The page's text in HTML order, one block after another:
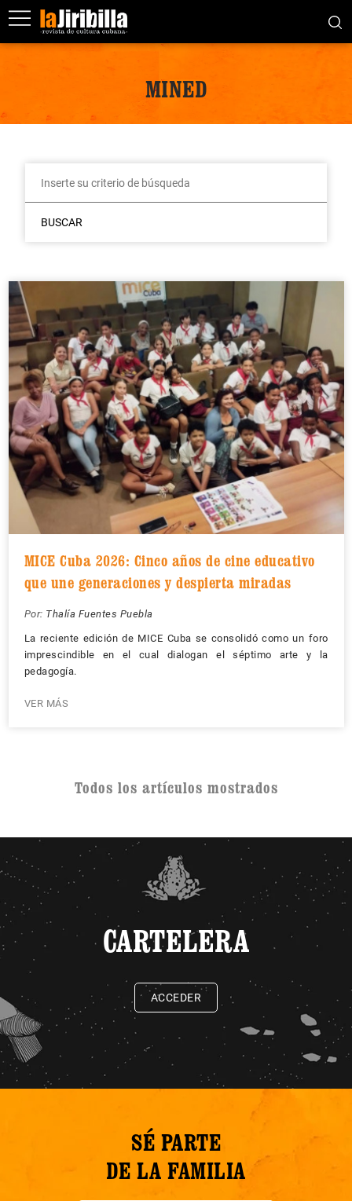
MINED
BUSCAR
MICE Cuba 2026: Cinco años de cine educativo
que une generaciones y despierta miradas
Por: Thalía Fuentes Puebla
La reciente edición de MICE Cuba se consolidó como un foro
imprescindible en el cual dialogan el séptimo arte y la
pedagogía.
VER MÁS
Todos los artículos mostrados
CARTELERA
ACCEDER
SÉ PARTE
DE LA FAMILIA